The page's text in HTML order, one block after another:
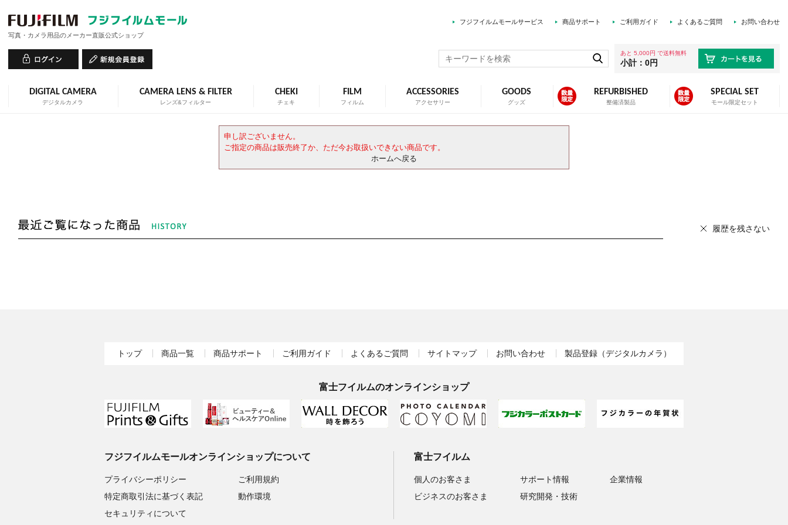
写真・カメラ用品のメーカー直販公式ショップ
フジフイルムモールサービス 商品サポート ご利用ガイド よくあるご質問 お問い合わせ
あと 5,000円 で送料無料
小計：0円
DIGITAL CAMERA
デジタルカメラ
CAMERA LENS & FILTER
レンズ&フィルター
CHEKI
チェキ
FILM
フィルム
ACCESSORIES
アクセサリー
GOODS
グッズ
REFURBISHED
整備済製品
SPECIAL SET
モール限定セット
申し訳ございません。
ご指定の商品は販売終了か、ただ今お取扱いできない商品です。
ホームへ戻る
履歴を残さない
トップ 商品一覧 商品サポート ご利用ガイド よくあるご質問 サイトマップ お問い合わせ 製品登録（デジタルカメラ）
富士フイルムのオンラインショップ
フジフイルムモールオンラインショップについて
プライバシーポリシー
特定商取引法に基づく表記
ご利用規約
動作環境
セキュリティについて
富士フイルム
個人のお客さま
ビジネスのお客さま
サポート情報
研究開発・技術
企業情報